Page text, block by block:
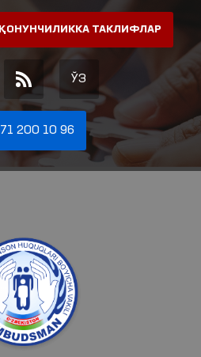
ҚОНУНЧИЛИККА ТАКЛИФЛАР
ЎЗ
71 200 10 96